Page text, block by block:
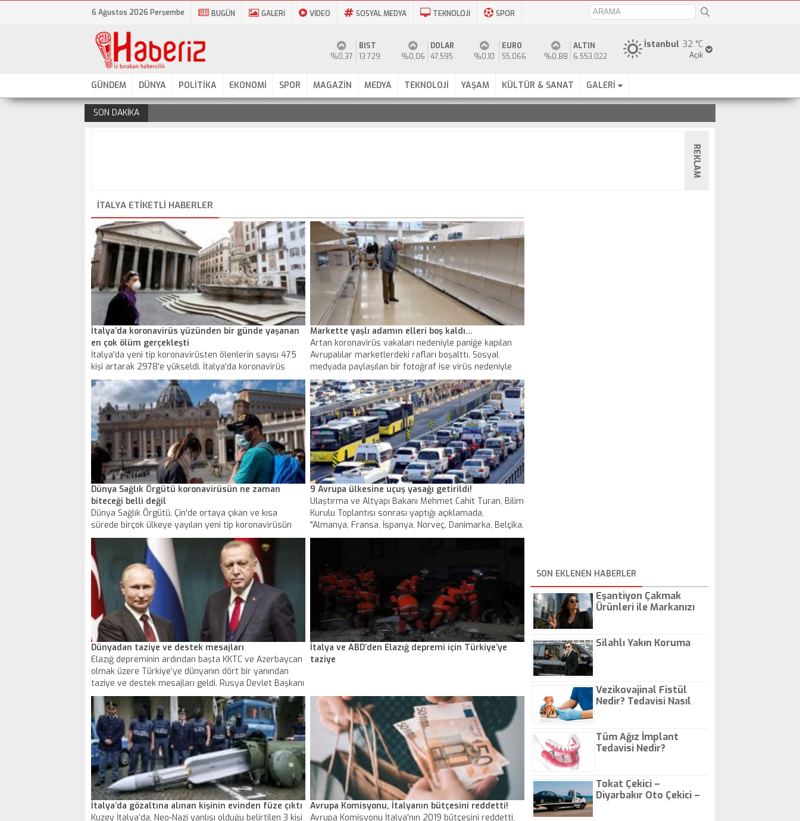
6 Ağustos 2026 Perşembe BUGÜN GALERİ VİDEO SOSYAL MEDYA TEKNOLOJİ SPOR
32 °C
İstanbul
Açık
%0,37
BIST
13.729
%0,06
DOLAR
47,595
%0,10
EURO
55,066
%0,88
ALTIN
6.553,022
GÜNDEM DÜNYA POLİTİKA EKONOMİ SPOR MAGAZİN MEDYA TEKNOLOJİ YAŞAM KÜLTÜR & SANAT GALERİ
SON DAKİKA
REKLAM
ITALYA ETIKETLI HABERLER
İtalya’da koronavirüs yüzünden bir günde yaşanan
en çok ölüm gerçekleşti
İtalya'da yeni tip koronavirüsten ölenlerin sayısı 475
kişi artarak 2978'e yükseldi. İtalya'da koronavirüs
nedeniyle bir günde yaşanan en yüksek ölüm
gerçekleşti.
Markette yaşlı adamın elleri boş kaldı…
Artan koronavirüs vakaları nedeniyle paniğe kapılan
Avrupalılar marketlerdeki rafları boşalttı. Sosyal
medyada paylaşılan bir fotoğraf ise virüs nedeniyle
paniğe kapılmamanın ne kadar önemli olduğunu
gösterdi. İngiltere'de bir markette çekilen fotoğrafta,
yaşlı bir adamın elinde alışveriş listesiyle boş rafların
ortasında kala kaldığı görülüyor.
Dünya Sağlık Örgütü koronavirüsün ne zaman
biteceği belli değil
Dünya Sağlık Örgütü, Çin'de ortaya çıkan ve kısa
sürede birçok ülkeye yayılan yeni tip koronavirüsün
grip gibi yaz aylarında yok olacağı yönündeki iddialara
ilişkin, "Böyle bir şey olacağını düşünmek sahte bir
umut. Bu çıkarımı yapamayız. Bu konuda bir kanıt yok"
açıklamasını yaptı.
9 Avrupa ülkesine uçuş yasağı getirildi!
Ulaştırma ve Altyapı Bakanı Mehmet Cahit Turan, Bilim
Kurulu Toplantısı sonrası yaptığı açıklamada,
"Almanya, Fransa, İspanya, Norveç, Danimarka, Belçika,
Avusturya, İsveç ve Hollanda'ya yapılan seferler
Dünyadan taziye ve destek mesajları
Elazığ depreminin ardından başta KKTC ve Azerbaycan
olmak üzere Türkiye’ye dünyanın dört bir yanından
taziye ve destek mesajları geldi. Rusya Devlet Başkanı
Putin, Cumhurbaşkanı Erdoğan’a taziye mesajı
yollarken Yunanistan Başbakanı Miçotakis,
Cumhurbaşkanı Erdoğan’ı telefonla aradı.
İtalya ve ABD’den Elazığ depremi için Türkiye’ye
taziye
İtalya’da gözaltına alınan kişinin evinden füze çıktı
Kuzey İtalya’da, Neo-Nazi yanlısı olduğu belirtilen 3 kişi
Avrupa Komisyonu, İtalyanın bütçesini reddetti!
Avrupa Komisyonu İtalya'nın 2019 bütçesini reddetti,
SON EKLENEN HABERLER
Eşantiyon Çakmak
Ürünleri ile Markanızı
Silahlı Yakın Koruma
Vezikovajinal Fistül
Nedir? Tedavisi Nasıl
Tüm Ağız İmplant
Tedavisi Nedir?
Tokat Çekici –
Diyarbakır Oto Çekici –